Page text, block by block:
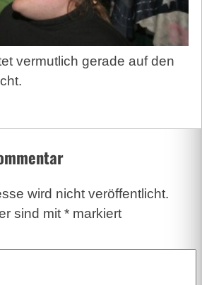
vermutlich gerade auf den
wird nicht veröffentlicht.
sind mit *markiert